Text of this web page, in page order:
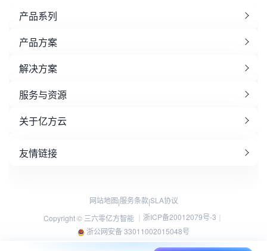
产品系列
产品方案
解决方案
服务与资源
关于亿方云
友情链接
网站地图|服务条款|SLA协议
Copyright © 三六零亿方智能 ｜ 浙ICP备20012079号-3 ｜
浙公网安备 33011002015048号